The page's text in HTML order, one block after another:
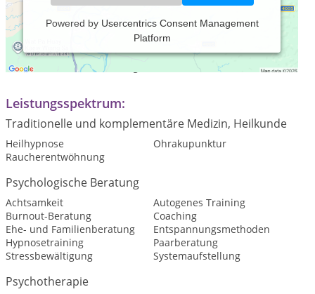
Powered by Usercentrics Consent Management
Platform
Praxiszeiten:
Termine nach Vereinbarung
Leistungsspektrum:
Traditionelle und komplementäre Medizin, Heilkunde
Heilhypnose
Ohrakupunktur
Raucherentwöhnung
Psychologische Beratung
Achtsamkeit
Autogenes Training
Burnout-Beratung
Coaching
Ehe- und Familienberatung
Entspannungsmethoden
Hypnosetraining
Paarberatung
Stressbewältigung
Systemaufstellung
Psychotherapie